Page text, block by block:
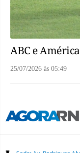
ABC e
25/07/2026 às 05:49